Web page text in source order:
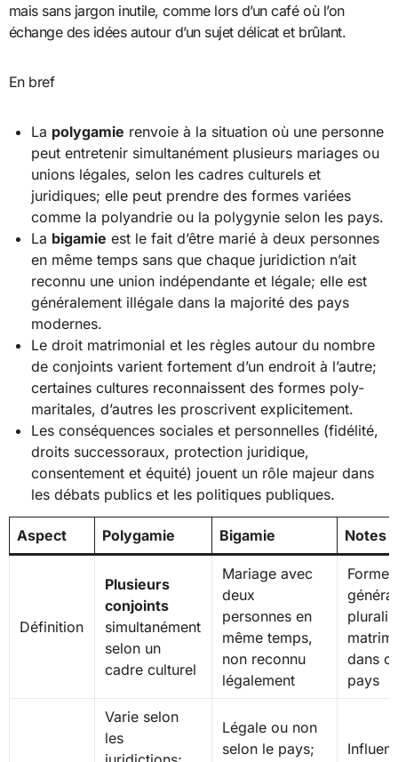
mais sans jargon inutile, comme lors d’un café où l’on
échange des idées autour d’un sujet délicat et brûlant.
En bref
La polygamie renvoie à la situation où une personne
peut entretenir simultanément plusieurs mariages ou
unions légales, selon les cadres culturels et
juridiques; elle peut prendre des formes variées
comme la polyandrie ou la polygynie selon les pays.
La bigamie est le fait d’être marié à deux personnes
en même temps sans que chaque juridiction n’ait
reconnu une union indépendante et légale; elle est
généralement illégale dans la majorité des pays
modernes.
Le droit matrimonial et les règles autour du nombre
de conjoints varient fortement d’un endroit à l’autre;
certaines cultures reconnaissent des formes poly-
maritales, d’autres les proscrivent explicitement.
Les conséquences sociales et personnelles (fidélité,
droits successoraux, protection juridique,
consentement et équité) jouent un rôle majeur dans
les débats publics et les politiques publiques.
Aspect Polygamie Bigamie Notes
Définition
Plusieurs
conjoints
simultanément
selon un
cadre culturel
Mariage avec
deux
personnes en
même temps,
non reconnu
légalement
Forme
dans
pays
Varie selon
les
Légale ou non
selon le pays;